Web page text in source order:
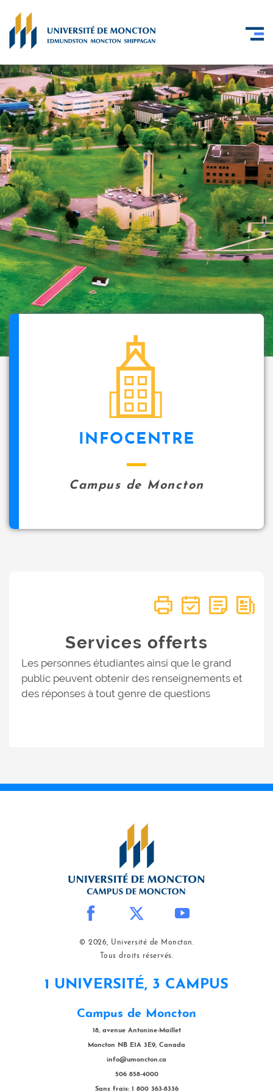
INFOCENTRE
Campus de Moncton
Services offerts
Les personnes étudiantes ainsi que le grand
public peuvent obtenir des renseignements et
des réponses à tout genre de questions
© 2026, Université de Moncton.
Tous droits réservés.
1 UNIVERSITÉ, 3 CAMPUS
Campus de Moncton
18, avenue Antonine-Maillet
Moncton NB E1A 3E9, Canada
info@umoncton.ca
506 858-4000
Sans frais: 1 800 363-8336